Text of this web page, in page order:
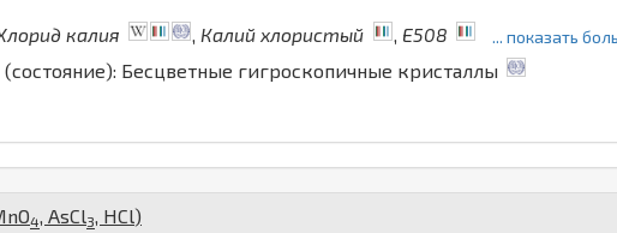
калия , Калий хлористый , E508 ... показать
Бесцветные гигроскопичные кристаллы
O4, AsCl3, HCl)